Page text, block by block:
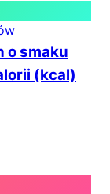
o smaku
(kcal)